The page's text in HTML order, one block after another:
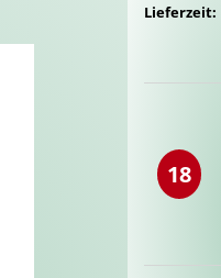
Lieferzeit:
18